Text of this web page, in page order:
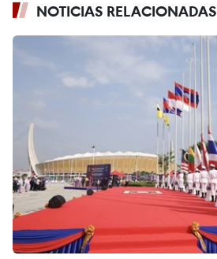
NOTICIAS RELACIONADAS